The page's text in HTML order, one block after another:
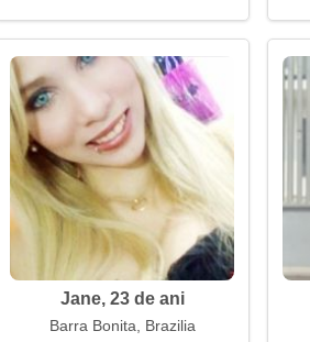
Jane, 23 de ani
Barra Bonita, Brazilia